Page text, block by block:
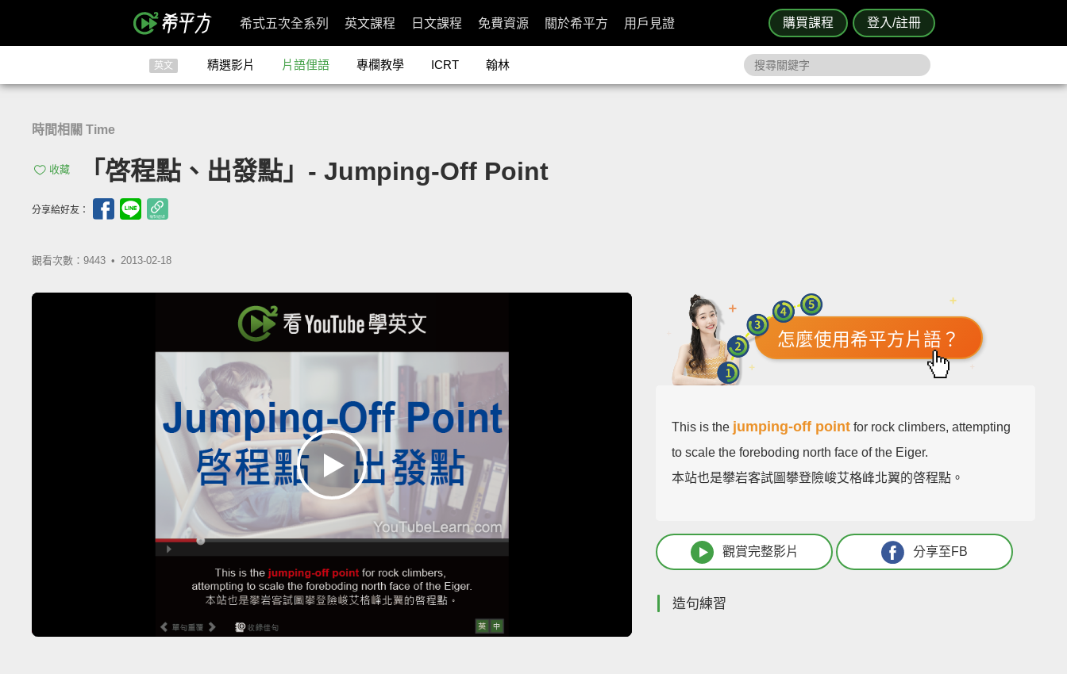
購買課程 登入/註冊
希式五次全系列 英文課程 日文課程 免費資源 關於希平方 用戶見證
英文 精選影片 片語俚語 專欄教學 ICRT 翰林
時間相關 Time
收藏 「啓程點、出發點」- Jumping-Off Point
分享給好友：
觀看次數：9443 • 2013-02-18
怎麼使用希平方片語？
This is the jumping-off point for rock climbers, attempting
to scale the foreboding north face of the Eiger.
本站也是攀岩客試圖攀登險峻艾格峰北翼的啓程點。
觀賞完整影片 分享至FB
造句練習